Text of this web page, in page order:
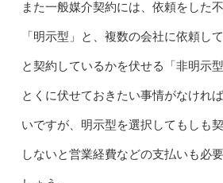
また一般媒介契約には、依頼をした
「明示型」と、複数の会社に依頼し
と契約しているかを伏せる「非明示
とくに伏せておきたい事情がなけれ
いですが、明示型を選択してもしも
しないと営業経費などの支払いも必